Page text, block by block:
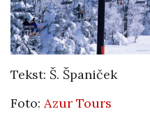
Tekst: Š. Španiček
Foto: Azur Tours